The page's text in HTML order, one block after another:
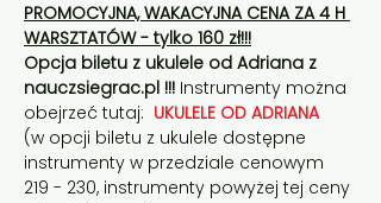
PROMOCYJNA, WAKACYJNA CENA ZA 4 H
WARSZTATÓW - tylko 160 zł!!!
Opcja biletu z ukulele od Adriana z
nauczsiegrac.pl !!! Instrumenty można
obejrzeć tutaj: UKULELE OD ADRIANA
(w opcji biletu z ukulele dostępne
instrumenty w przedziale cenowym
219 - 230, instrumenty powyżej tej ceny